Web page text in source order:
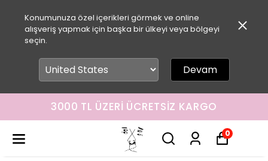
Konumunuza özel içerikleri görmek ve online
alışveriş yapmak için başka bir ülkeyi veya bölgeyi
seçin.
Devam
3000 TL ÜZERI ÜCRETSIZ KARGO
0